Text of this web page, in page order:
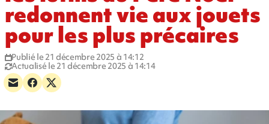
redonnent vie aux jouets
pour les plus précaires
Publié le 21 décembre 2025 à 14:12
Actualisé le 21 décembre 2025 à 14:14